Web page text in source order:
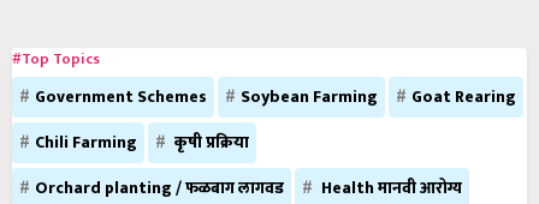
#Top Topics
Government Schemes Soybean Farming
Goat Rearing
Chili Farming
कृषी प्रक्रिया
Orchard planting / फळबाग लागवड
Health मानवी आरोग्य